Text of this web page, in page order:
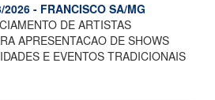
2026 - FRANCISCO SA/MG
DE ARTISTAS
APRESENTACAO DE SHOWS
E EVENTOS TRADICIONAIS